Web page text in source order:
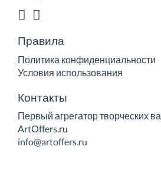
Правила
Политика конфиденциальности
Условия использования
Контакты
Первый агрегатор творческих
ArtOffers.ru
info@artoffers.ru